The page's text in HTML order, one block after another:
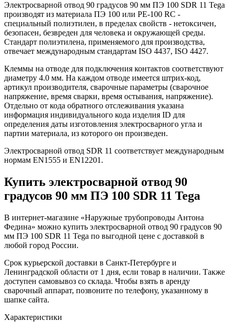
Электросварной отвод 90 градусов 90 мм ПЭ 100 SDR 11 Tega
производят из материала ПЭ 100 или PE-100 RC -
специальный полиэтилен, в пределах свойств - нетоксичен,
безопасен, безвреден для человека и окружающей среды.
Стандарт полиэтилена, применяемого для производства,
отвечает международным стандартам ISO 4437, ISO 4427.
Клеммы на отводе для подключения контактов соответствуют
диаметру 4.0 мм. На каждом отводе имеется штрих-код,
артикул производителя, сварочные параметры (сварочное
напряжение, время сварки, время остывания, напряжение).
Отдельно от кода обратного отслеживания указана
информация индивидуального кода изделия ID для
определения даты изготовления электросварного угла и
партии материала, из которого он произведен.
Электросварной отвод SDR 11 соответствует международным
нормам EN1555 и EN12201.
Купить электросварной отвод 90
градусов 90 мм ПЭ 100 SDR 11 Tega
В интернет-магазине «Наружные трубопроводы Антона
Федина» можно купить электросварной отвод 90 градусов 90
мм ПЭ 100 SDR 11 Tega по выгодной цене с доставкой в
любой город России.
Срок курьерской доставки в Санкт-Петербурге и
Ленинградской области от 1 дня, если товар в наличии. Также
доступен самовывоз со склада. Чтобы взять в аренду
сварочный аппарат, позвоните по телефону, указанному в
шапке сайта.
Характеристики